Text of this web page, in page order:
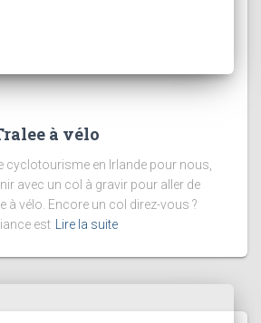
à vélo
cyclotourisme en Irlande pour nous,
avec un col à gravir pour aller de
à vélo. Encore un col direz-vous ?
est
Lire la suite